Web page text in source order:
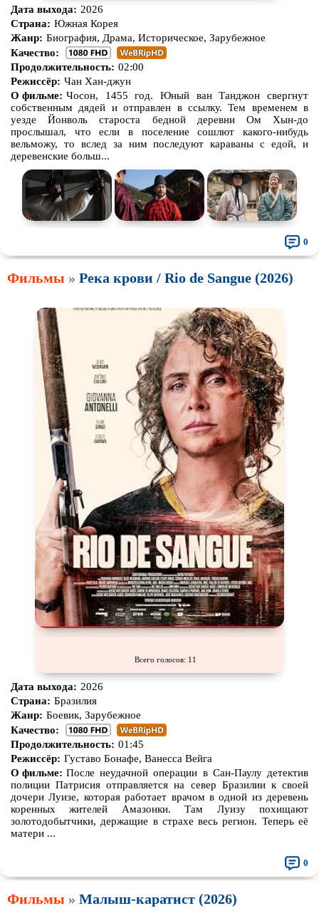
Дата выхода: 2026
Страна: Южная Корея
Жанр: Биография, Драма, Историческое, Зарубежное
Качество:
Продолжительность: 02:00
Режиссёр: Чан Хан-джун
О фильме: Чосон, 1455 год. Юный ван Танджон свергнут
собственным дядей и отправлен в ссылку. Тем временем в
уезде Йонволь староста бедной деревни Ом Хын-до
прослышал, что если в поселение сошлют какого-нибудь
вельможу, то вслед за ним последуют караваны с едой, и
деревенские больш...
0
Фильмы » Река крови / Rio de Sangue (2026)
Всего голосов: 11
Дата выхода: 2026
Страна: Бразилия
Жанр: Боевик, Зарубежное
Качество:
Продолжительность: 01:45
Режиссёр: Густаво Бонафе, Ванесса Вейга
О фильме: После неудачной операции в Сан-Паулу детектив
полиции Патрисия отправляется на север Бразилии к своей
дочери Луизе, которая работает врачом в одной из деревень
коренных жителей Амазонки. Там Луизу похищают
золотодобытчики, держащие в страхе весь регион. Теперь её
матери ...
0
Фильмы » Малыш-каратист (2026)